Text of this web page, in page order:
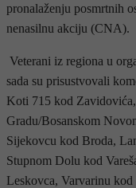
pronalaženju posmrtnih
nenasilnu akciju (CNA).
Veterani iz regiona u
sada su prisustvovali
Koti 715 kod
Gradu/Bosanskom
Sijekovcu kod Broda,
Stupnom Dolu kod
Leskovca, Varvarinu